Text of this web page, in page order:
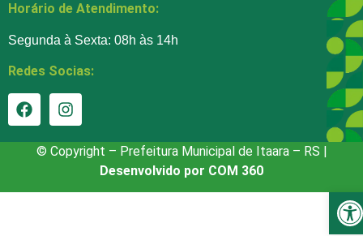
Horário de Atendimento:
Segunda à Sexta: 08h às 14h
Redes Socias:
© Copyright – Prefeitura Municipal de Itaara – RS |
Desenvolvido por COM 360